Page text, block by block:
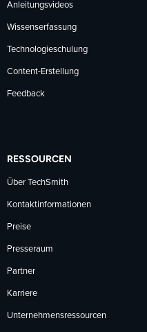
Anleitungsvideos
Wissenserfassung
Technologieschulung
Content-Erstellung
Feedback
RESSOURCEN
Über TechSmith
Kontaktinformationen
Preise
Presseraum
Partner
Karriere
Unternehmensressourcen